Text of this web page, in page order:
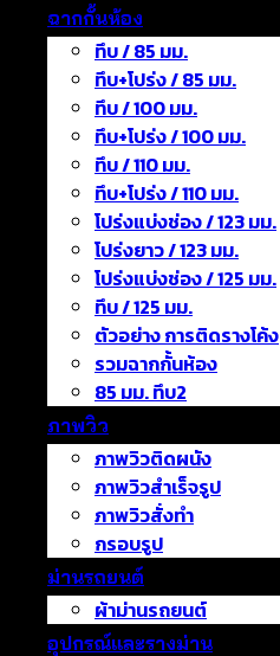
ฉากกั้นห้อง
ทึบ / 85 มม.
ทึบ+โปร่ง / 85 มม.
ทึบ / 100 มม.
ทึบ+โปร่ง / 100 มม.
ทึบ / 110 มม.
ทึบ+โปร่ง / 110 มม.
โปร่งแบ่งช่อง / 123 มม.
โปร่งยาว / 123 มม.
โปร่งแบ่งช่อง / 125 มม.
ทึบ / 125 มม.
ตัวอย่าง การติดรางโค้ง
รวมฉากกั้นห้อง
85 มม. ทึบ2
ภาพวิว
ภาพวิวติดผนัง
ภาพวิวสำเร็จรูป
ภาพวิวสั่งทำ
กรอบรูป
ม่านรถยนต์
ผ้าม่านรถยนต์
อุปกรณ์และรางม่าน